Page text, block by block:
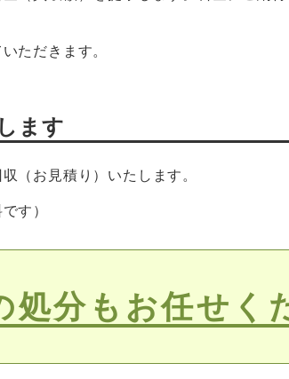
ただきます。
ます
（お見積り）いたします。
す）
処分もお任せく